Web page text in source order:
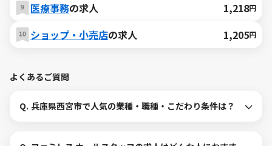
医療事務の求人 1,218円
ショップ・小売店の求人 1,205円
よくあるご質問
Q. 兵庫県西宮市で人気の業種・職種・こだわり条件は？